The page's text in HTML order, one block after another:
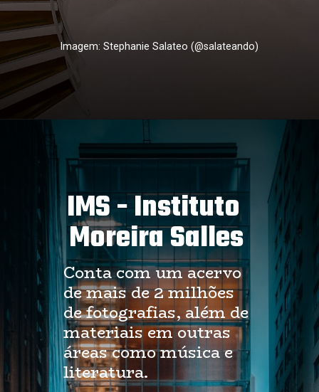
Imagem: Stephanie Salateo (@salateando)
IMS - Instituto
Moreira Salles
Conta com um acervo
de mais de 2 milhões
de fotografias, além de
materiais em outras
áreas como música e
literatura.